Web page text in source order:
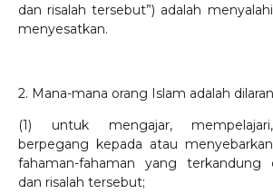
dan risalah tersebut”) adalah
menyesatkan.
2. Mana-mana orang Islam adalah
(1) untuk mengajar,
berpegang kepada atau menyebarkan
fahaman-fahaman yang terkandung
dan risalah tersebut;